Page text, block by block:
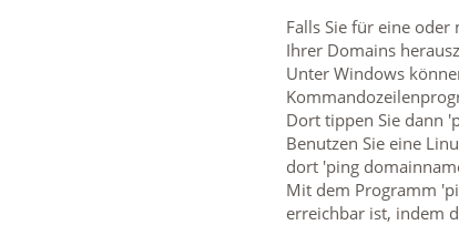
Falls Sie für eine
Ihrer Domains
Unter Windows
Dort tippen Sie dann
Benutzen Sie eine
dort 'ping
Mit dem Programm
erreichbar ist, indem